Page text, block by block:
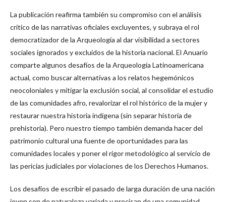
La publicación reafirma también su compromiso con el análisis
crítico de las narrativas oficiales excluyentes, y subraya el rol
democratizador de la Arqueología al dar visibilidad a sectores
sociales ignorados y excluidos de la historia nacional. El Anuario
comparte algunos desafíos de la Arqueología Latinoamericana
actual, como buscar alternativas a los relatos hegemónicos
neocoloniales y mitigar la exclusión social, al consolidar el estudio
de las comunidades afro, revalorizar el rol histórico de la mujer y
restaurar nuestra historia indígena (sin separar historia de
prehistoria). Pero nuestro tiempo también demanda hacer del
patrimonio cultural una fuente de oportunidades para las
comunidades locales y poner el rigor metodológico al servicio de
las pericias judiciales por violaciones de los Derechos Humanos.
Los desafíos de escribir el pasado de larga duración de una nación